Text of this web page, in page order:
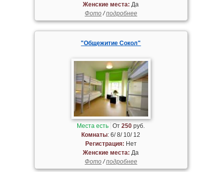
Женские места: Да
Фото/подробнее
"Общежитие Сокол"
Места есть От250 руб.
Комнаты: 6/ 8/ 10/ 12
Регистрация: Нет
Женские места: Да
Фото/подробнее